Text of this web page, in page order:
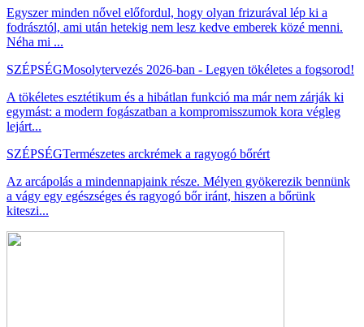
Egyszer minden nővel előfordul, hogy olyan frizurával lép ki a
fodrásztól, ami után hetekig nem lesz kedve emberek közé menni.
Néha mi ...
SZÉPSÉGMosolytervezés 2026-ban - Legyen tökéletes a fogsorod!
A tökéletes esztétikum és a hibátlan funkció ma már nem zárják ki
egymást: a modern fogászatban a kompromisszumok kora végleg
lejárt...
SZÉPSÉGTermészetes arckrémek a ragyogó bőrért
Az arcápolás a mindennapjaink része. Mélyen gyökerezik bennünk
a vágy egy egészséges és ragyogó bőr iránt, hiszen a bőrünk
kiteszi...